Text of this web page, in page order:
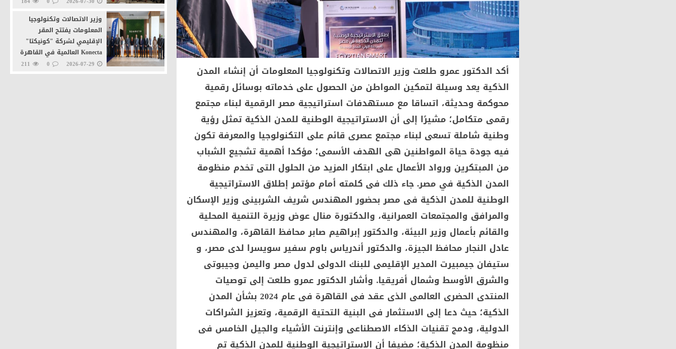
أكد الدكتور عمرو طلعت وزير الاتصالات وتكنولوجيا المعلومات أن إنشاء المدن
الذكية يعد وسيلة لتمكين المواطن من الحصول على خدماته بوسائل رقمية
محوكمة وحديثة، اتساقا مع مستهدفات استراتيجية مصر الرقمية لبناء مجتمع
رقمى متكامل؛ مشيرًا إلى أن الاستراتيجية الوطنية للمدن الذكية تمثل رؤية
وطنية شاملة تسعى لبناء مجتمع عصرى قائم على التكنولوجيا والمعرفة تكون
فيه جودة حياة المواطنين هى الهدف الأسمى؛ مؤكدا أهمية تشجيع الشباب
من المبتكرين ورواد الأعمال على ابتكار المزيد من الحلول التى تخدم منظومة
المدن الذكية في مصر. جاء ذلك فى كلمته أمام مؤتمر إطلاق الاستراتيجية
الوطنية للمدن الذكية فى مصر بحضور المهندس شريف الشربينى وزير الإسكان
والمرافق والمجتمعات العمرانية، والدكتورة منال عوض وزيرة التنمية المحلية
والقائم بأعمال وزير البيئة، والدكتور إبراهيم صابر محافظ القاهرة، والمهندس
عادل النجار محافظ الجيزة، والدكتور أندرياس باوم سفير سويسرا لدى مصر، و
ستيفان جيمبيرت المدير الإقليمى للبنك الدولى لدول مصر واليمن وجيبوتى
والشرق الأوسط وشمال أفريقيا. وأشار الدكتور عمرو طلعت إلى توصيات
المنتدى الحضرى العالمى الذى عقد فى القاهرة فى عام 2024 بشأن المدن
الذكية؛ حيث دعا إلى الاستثمار فى البنية التحتية الرقمية، وتعزيز الشراكات
الدولية، ودمج تقنيات الذكاء الاصطناعى وإنترنت الأشياء والجيل الخامس فى
منظومة المدن الذكية؛ مضيفا أن الاستراتيجية الوطنية للمدن الذكية تم
وزير الاتصالات وتكنولوجيا
المعلومات يفتتح المقر
الإقليمي لشركة "كونيكتا"
Konecta العالمية في القاهرة
الجديدة
2026-07-29
0
211